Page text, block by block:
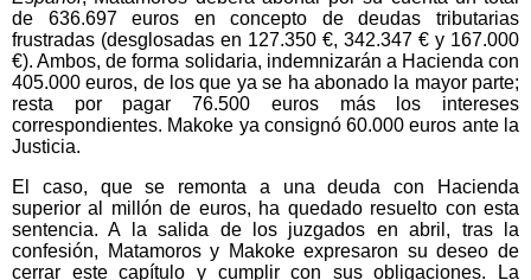
de 636.697 euros en concepto de deudas tributarias
frustradas (desglosadas en 127.350 €, 342.347 € y 167.000
€). Ambos, de forma solidaria, indemnizarán a Hacienda con
405.000 euros, de los que ya se ha abonado la mayor parte;
resta por pagar 76.500 euros más los intereses
correspondientes. Makoke ya consignó 60.000 euros ante la
Justicia.
El caso, que se remonta a una deuda con Hacienda
superior al millón de euros, ha quedado resuelto con esta
sentencia. A la salida de los juzgados en abril, tras la
confesión, Matamoros y Makoke expresaron su deseo de
cerrar este capítulo y cumplir con sus obligaciones. La